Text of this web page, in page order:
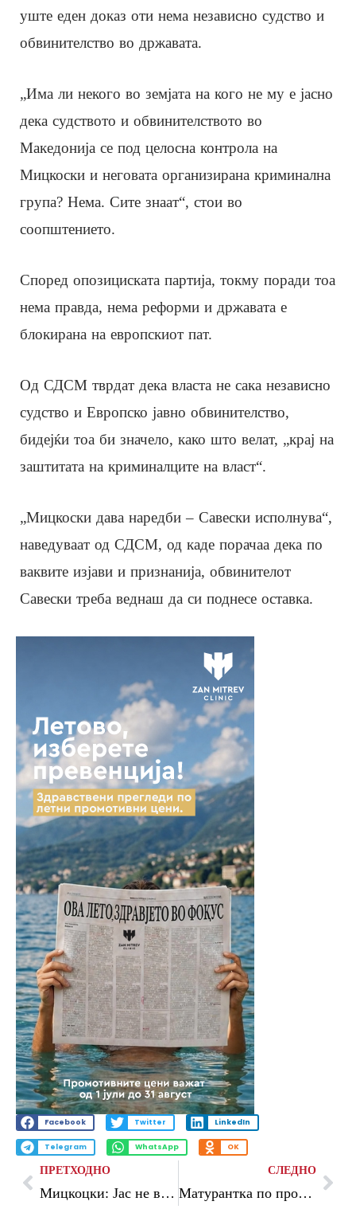
уште еден доказ оти нема независно судство и
обвинителство во државата.
„Има ли некого во земјата на кого не му е јасно
дека судството и обвинителството во
Македонија се под целосна контрола на
Мицкоски и неговата организирана криминална
група? Нема. Сите знаат“, стои во
соопштението.
Според опозициската партија, токму поради тоа
нема правда, нема реформи и државата е
блокирана на европскиот пат.
Од СДСМ тврдат дека власта не сака независно
судство и Европско јавно обвинителство,
бидејќи тоа би значело, како што велат, „крај на
заштитата на криминалците на власт“.
„Мицкоски дава наредби – Савески исполнува“,
наведуваат од СДСМ, од каде порачаа дека по
ваквите изјави и признанија, обвинителот
Савески треба веднаш да си поднесе оставка.
Facebook Twitter LinkedIn
Telegram WhatsApp OK
ПРЕТХОДНО
Мицкоцки: Jас не влегов во политиката за смислување изговори, туку за ставање ред
СЛЕДНО
Матурантка по прослава киднапирана и тепана од 40-годишен маж со кого била во врска